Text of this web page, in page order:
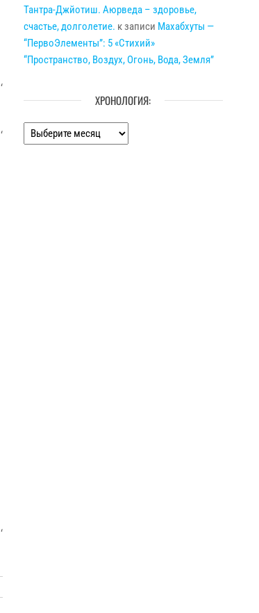
‘
‘
‘
Тантра-Джйотиш. Аюрведа – здоровье,
счастье, долголетие. к записи Махабхуты —
“ПервоЭлементы”: 5 «Стихий»
“Пространство, Воздух, Огонь, Вода, Земля”
ХРОНОЛОГИЯ:
Хронология: